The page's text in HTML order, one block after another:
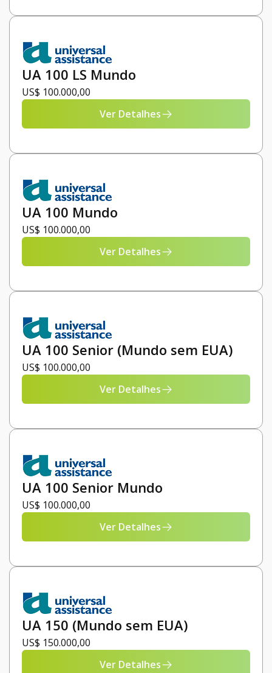
UA 100 LS Mundo
US$ 100.000,00
Ver Detalhes
UA 100 Mundo
US$ 100.000,00
Ver Detalhes
UA 100 Senior (Mundo sem EUA)
US$ 100.000,00
Ver Detalhes
UA 100 Senior Mundo
US$ 100.000,00
Ver Detalhes
UA 150 (Mundo sem EUA)
US$ 150.000,00
Ver Detalhes